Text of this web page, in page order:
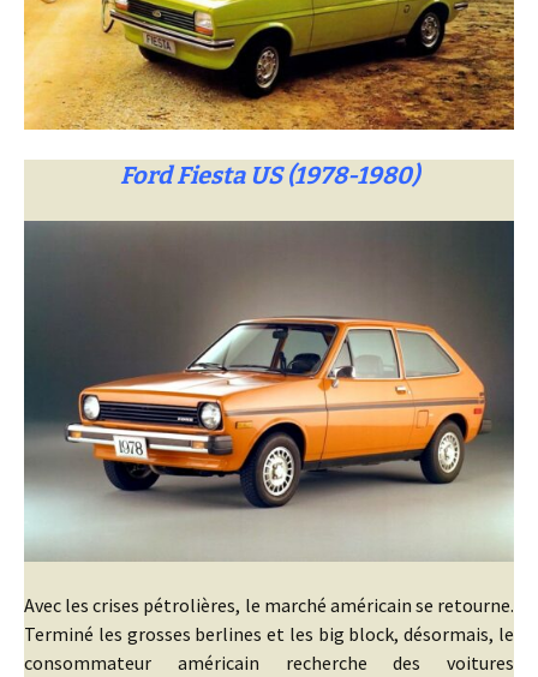
Ford Fiesta US (1978-1980)
Avec les crises pétrolières, le marché américain se retourne.
Terminé les grosses berlines et les big block, désormais, le
consommateur américain recherche des voitures